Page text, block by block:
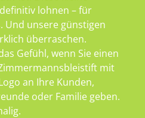
lohnen – für
Und unsere günstigen
überraschen.
Gefühl, wenn Sie einen
mit
an Ihre Kunden,
oder Familie geben.